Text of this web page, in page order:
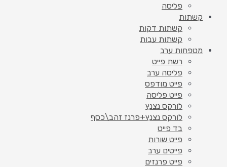
פליסה
קשתות
קשתות דקות
קשתות עבות
מטפחות ערב
רשת פייט
פליסה ערב
פייט מודפס
פייט פליסה
לורקס נצנץ
לורקס נצנץ+פרנז זהב\כסף
בד פייט
פייט שורות
פייטים ערב
פייט פרנזים